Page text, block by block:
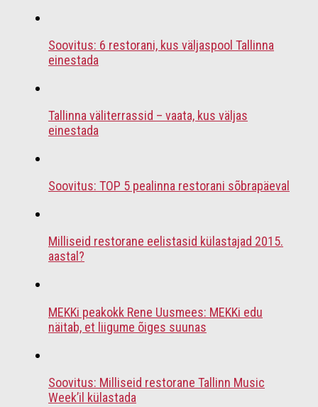
Soovitus: 6 restorani, kus väljaspool Tallinna
einestada
Tallinna väliterrassid – vaata, kus väljas
einestada
Soovitus: TOP 5 pealinna restorani sõbrapäeval
Milliseid restorane eelistasid külastajad 2015.
aastal?
MEKKi peakokk Rene Uusmees: MEKKi edu
näitab, et liigume õiges suunas
Soovitus: Milliseid restorane Tallinn Music
Week’il külastada